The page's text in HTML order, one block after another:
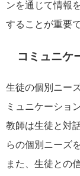
ンを通じて情報
することが重要で
コミュニケ
生徒の個別ニー
ミュニケーショ
教師は生徒と対
らの個別ニーズ
また、生徒との